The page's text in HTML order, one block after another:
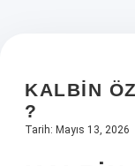
Hakkımızda
KALBIN
?
Tarih: Mayıs 13, 2026